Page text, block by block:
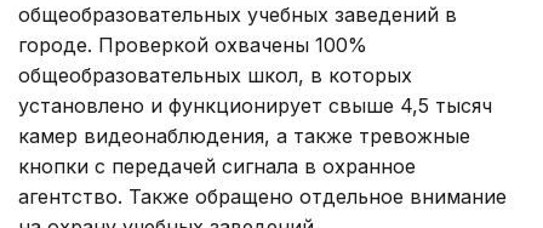
общеобразовательных учебных заведений в
городе. Проверкой охвачены 100%
общеобразовательных школ, в которых
установлено и функционирует свыше 4,5 тысяч
камер видеонаблюдения, а также тревожные
кнопки с передачей сигнала в охранное
агентство. Также обращено отдельное внимание